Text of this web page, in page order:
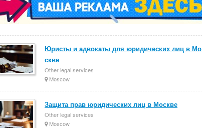
Юристы и адвокаты для юридических лиц в Мо
скве
Other legal services
Moscow
Защита прав юридических лиц в Москве
Other legal services
Moscow